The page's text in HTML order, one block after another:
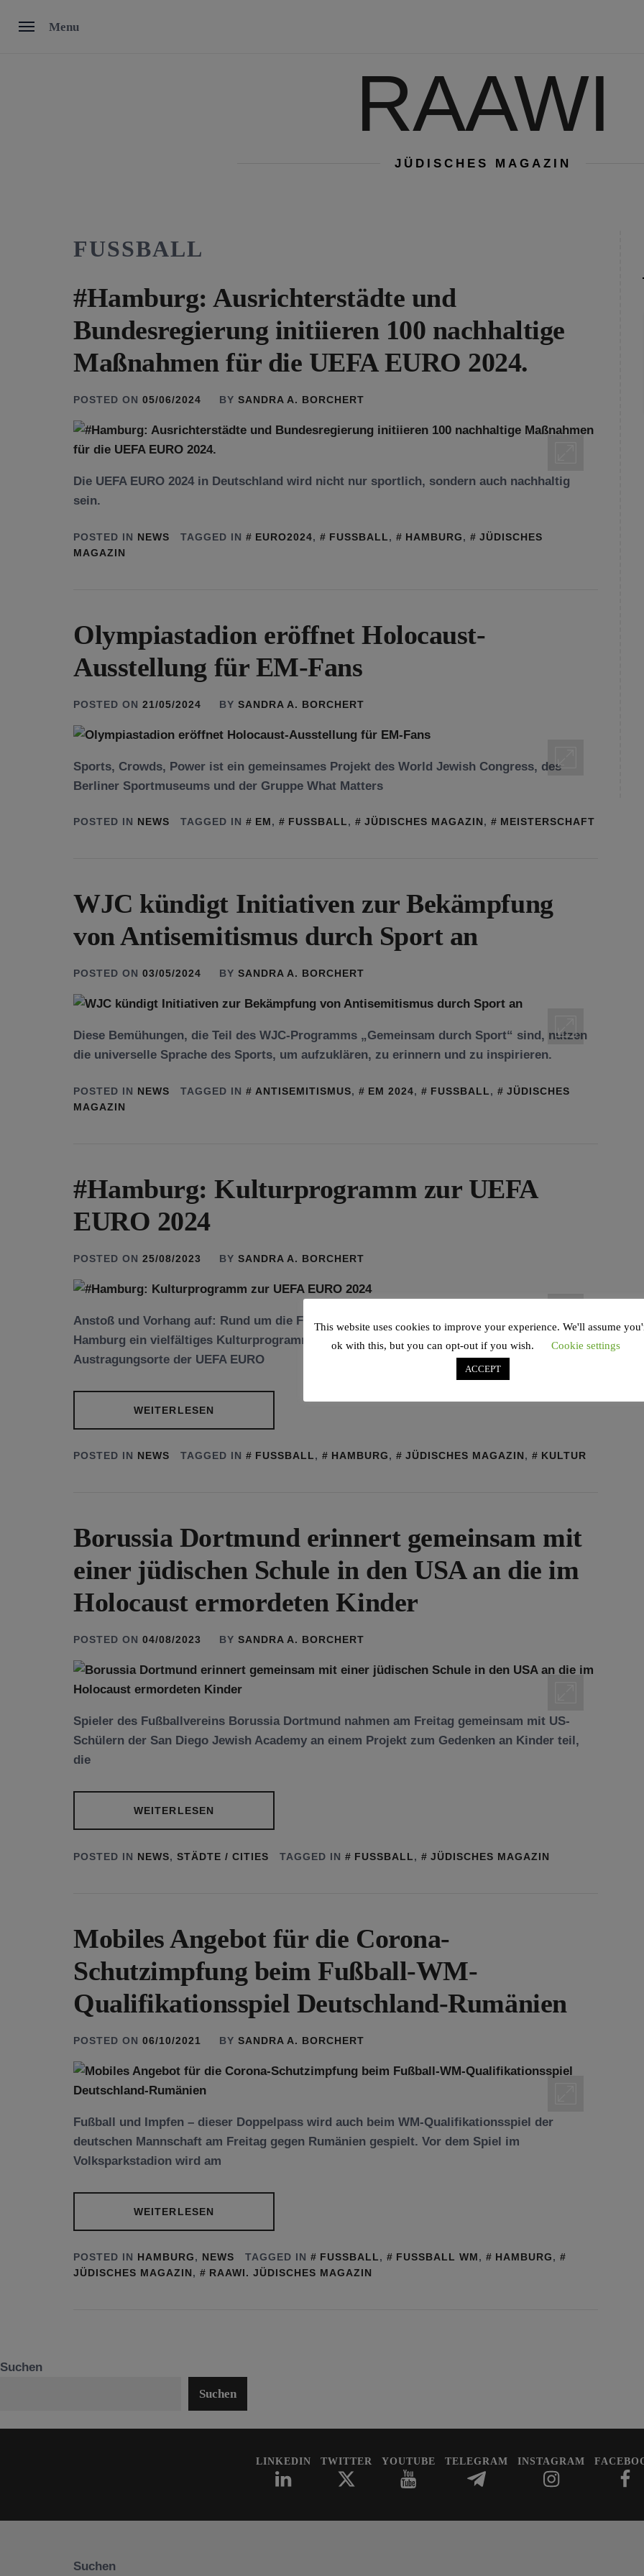
Menu
RAAWI
JÜDISCHES MAGAZIN
FUSSBALL
#Hamburg: Ausrichterstädte und
Bundesregierung initiieren 100 nachhaltige
Maßnahmen für die UEFA EURO 2024.
POSTED ON 05/06/2024 BY SANDRA A. BORCHERT
Die UEFA EURO 2024 in Deutschland wird nicht nur sportlich, sondern auch nachhaltig
sein.
POSTED IN NEWS TAGGED IN EURO2024, FUSSBALL , HAMBURG,
JÜDISCHES
MAGAZIN
Olympiastadion eröffnet Holocaust-
Ausstellung für EM-Fans
POSTED ON 21/05/2024 BY SANDRA A. BORCHERT
Sports, Crowds, Power ist ein gemeinsames Projekt des World Jewish Congress, des
Berliner Sportmuseums und der Gruppe What Matters
POSTED IN NEWS TAGGED IN EM, FUSSBALL , JÜDISCHES MAGAZIN, MEISTERSCHAFT
WJC kündigt Initiativen zur Bekämpfung
von Antisemitismus durch Sport an
POSTED ON 03/05/2024 BY SANDRA A. BORCHERT
Diese Bemühungen, die Teil des WJC-Programms „Gemeinsam durch Sport“ sind, nutzen
die universelle Sprache des Sports, um aufzuklären, zu erinnern und zu inspirieren.
POSTED IN NEWS TAGGED IN ANTISEMITISMUS, EM 2024, FUSSBALL ,
JÜDISCHES
MAGAZIN
#Hamburg: Kulturprogramm zur UEFA
EURO 2024
POSTED ON 25/08/2023 BY SANDRA A. BORCHERT
Anstoß und Vorhang auf: Rund um die Fußball-Europameisterschaft 2024 findet in
Hamburg ein vielfältiges Kulturprogramm statt. Die Hansestadt ist einer der
Austragungsorte der UEFA EURO
WEITERLESEN
POSTED IN NEWS TAGGED IN FUSSBALL , HAMBURG, JÜDISCHES MAGAZIN, KULTUR
Borussia Dortmund erinnert gemeinsam mit
einer jüdischen Schule in den USA an die im
Holocaust ermordeten Kinder
POSTED ON 04/08/2023 BY SANDRA A. BORCHERT
Spieler des Fußballvereins Borussia Dortmund nahmen am Freitag gemeinsam mit US-
Schülern der San Diego Jewish Academy an einem Projekt zum Gedenken an Kinder teil,
die
WEITERLESEN
POSTED IN NEWS, STÄDTE / CITIES TAGGED IN FUSSBALL , JÜDISCHES MAGAZIN
Mobiles Angebot für die Corona-
Schutzimpfung beim Fußball-WM-
Qualifikationsspiel Deutschland-Rumänien
POSTED ON 06/10/2021 BY SANDRA A. BORCHERT
Fußball und Impfen – dieser Doppelpass wird auch beim WM-Qualifikationsspiel der
deutschen Mannschaft am Freitag gegen Rumänien gespielt. Vor dem Spiel im
Volksparkstadion wird am
WEITERLESEN
POSTED IN HAMBURG, NEWS TAGGED IN FUSSBALL , FUSSBALL WM , HAMBURG,
JÜDISCHES MAGAZIN, RAAWI. JÜDISCHES MAGAZIN
Suchen
Suchen
LINKEDIN TWITTER YOUTUBE TELEGRAM INSTAGRAM
Suchen
This website uses cookies to improve your experience. We'll assume
ok with this, but you can opt-out if you wish.
Cookie settings
ACCEPT